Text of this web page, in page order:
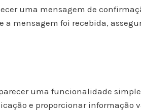
uma mensagem de
mensagem foi recebida,
uma funcionalidade
e proporcionar informação